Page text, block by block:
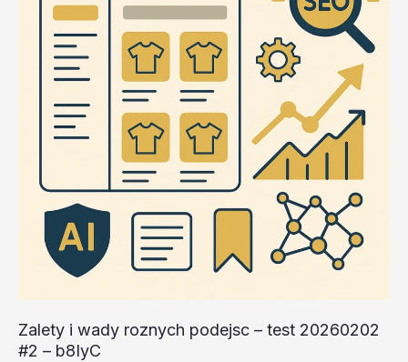
Zalety i wady roznych podejsc – test 20260202
#2 – b8IyC